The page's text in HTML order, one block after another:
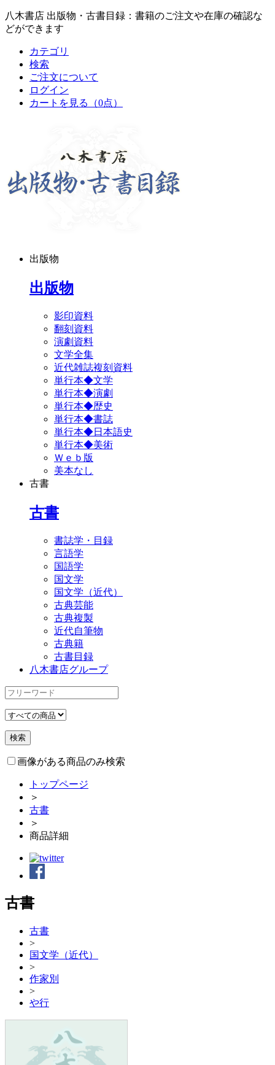
八木書店 出版物・古書目録：書籍のご注文や在庫の確認な
どができます
カテゴリ
検索
ご注文について
ログイン
カートを見る
（0点）
出版物
出版物
影印資料
翻刻資料
演劇資料
文学全集
近代雑誌複刻資料
単行本◆文学
単行本◆演劇
単行本◆歴史
単行本◆書誌
単行本◆日本語史
単行本◆美術
Ｗｅｂ版
美本なし
古書
古書
書誌学・目録
言語学
国語学
国文学
国文学（近代）
古典芸能
古典複製
近代自筆物
古典籍
古書目録
八木書店グループ
画像がある商品のみ検索
トップページ
＞
古書
＞
商品詳細
古書
古書
>
国文学（近代）
>
作家別
>
や行